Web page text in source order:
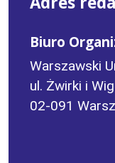
Biuro
Warszawski
ul. Żwirki i
02-091